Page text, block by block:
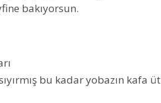
bakıyorsun.
bu kadar yobazın kafa